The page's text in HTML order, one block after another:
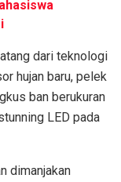
dari teknologi
hujan baru, pelek
ban berukuran
LED pada
dimanjakan